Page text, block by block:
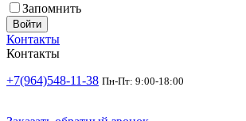
Запомнить
Войти
Контакты
Контакты
+7(964)548-11-38 Пн-Пт: 9:00-18:00